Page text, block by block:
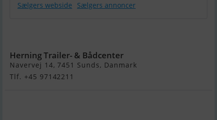
Sælgers webside Sælgers annoncer
Herning Trailer- & Bådcenter
Navervej 14, 7451 Sunds, Danmark
Tlf. +45 97142211